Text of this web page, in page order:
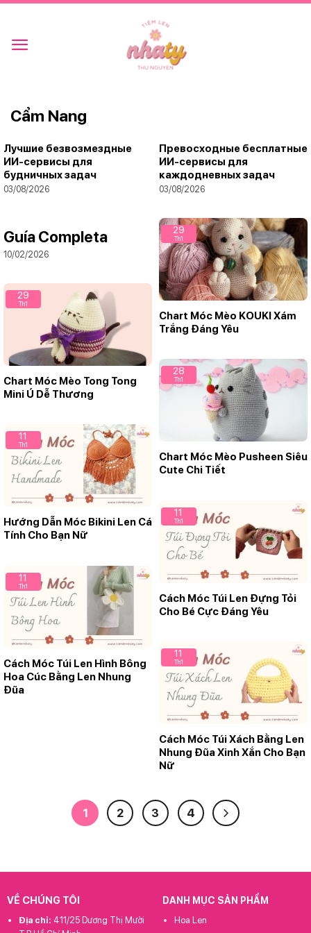
content
Cẩm Nang
Лучшие безвозмездные
ИИ-сервисы для
будничных задач
03/08/2026
Превосходные бесплатные
ИИ-сервисы для
каждодневных задач
03/08/2026
Guía Completa
10/02/2026
Chart Móc Mèo KOUKI Xám
Trắng Đáng Yêu
29
Th1
Chart Móc Mèo Tong Tong
Mini Ú Dễ Thương
29
Th1
Chart Móc Mèo Pusheen Siêu
Cute Chi Tiết
28
Th1
Hướng Dẫn Móc Bikini Len Cá
Tính Cho Bạn Nữ
11
Th1
Cách Móc Túi Len Đựng Tỏi
Cho Bé Cực Đáng Yêu
11
Th1
Cách Móc Túi Len Hình Bông
Hoa Cúc Bằng Len Nhung
Đũa
11
Th1
Cách Móc Túi Xách Bằng Len
Nhung Đũa Xinh Xắn Cho Bạn
Nữ
11
Th1
1 2 3 4
VỀ CHÚNG TÔI
Địa chỉ: 411/25 Dương Thị Mười
DANH MỤC SẢN PHẨM
Hoa Len